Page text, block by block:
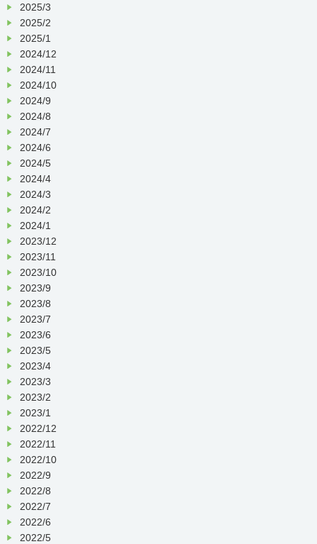
2025/3
2025/2
2025/1
2024/12
2024/11
2024/10
2024/9
2024/8
2024/7
2024/6
2024/5
2024/4
2024/3
2024/2
2024/1
2023/12
2023/11
2023/10
2023/9
2023/8
2023/7
2023/6
2023/5
2023/4
2023/3
2023/2
2023/1
2022/12
2022/11
2022/10
2022/9
2022/8
2022/7
2022/6
2022/5